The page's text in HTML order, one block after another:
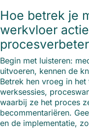
Hoe betrek je
werkvloer
Begin met luisteren:
uitvoeren, kennen de
Betrek hen vroeg in
werksessies,
waarbij ze het proces
becommentariëren.
en de implementatie,